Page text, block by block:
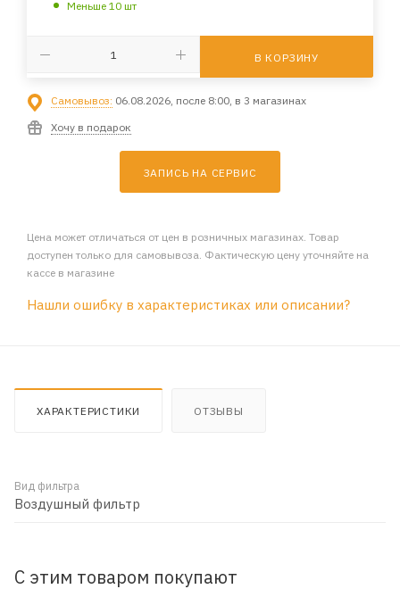
Меньше 10 шт
В КОРЗИНУ
Самовывоз: 06.08.2026, после 8:00, в 3 магазинах
Хочу в подарок
ЗАПИСЬ НА СЕРВИС
Цена может отличаться от цен в розничных магазинах. Товар
доступен только для самовывоза. Фактическую цену уточняйте на
кассе в магазине
Нашли ошибку в характеристиках или описании?
ХАРАКТЕРИСТИКИ ОТЗЫВЫ
Вид фильтра
Воздушный фильтр
С этим товаром покупают